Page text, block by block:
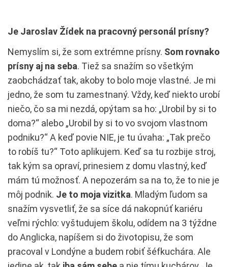
Je Jaroslav Žídek na pracovný personál prísny?
Nemyslím si, že som extrémne prísny. Som rovnako
prísny aj na seba. Tiež sa snažím so všetkým
zaobchádzať tak, akoby to bolo moje vlastné. Je mi
jedno, že som tu zamestnaný. Vždy, keď niekto urobí
niečo, čo sa mi nezdá, opýtam sa ho: „Urobil by si to
doma?“ alebo „Urobil by si to vo svojom vlastnom
podniku?“ A keď povie NIE, je tu úvaha: „Tak prečo
to robíš tu?“ Toto aplikujem. Keď sa tu rozbije stroj,
tak kým sa opraví, prinesiem z domu vlastný, keď
mám tú možnosť. A nepozerám sa na to, že to nie je
môj podnik. Je to moja vizitka. Mladým ľudom sa
snažím vysvetliť, že sa síce dá nakopnúť kariéru
veľmi rýchlo: vyštudujem školu, odídem na 3 týždne
do Anglicka, napíšem si do životopisu, že som
pracoval v Londýne a budem robiť šéfkuchára. Ale